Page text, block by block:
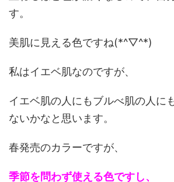
す。
美肌に見える色ですね(*^▽^*)
私はイエベ肌なのですが、
イエベ肌の人にもブルべ肌の人に
ないかなと思います。
春発売のカラーですが、
季節を問わず使える色ですし、